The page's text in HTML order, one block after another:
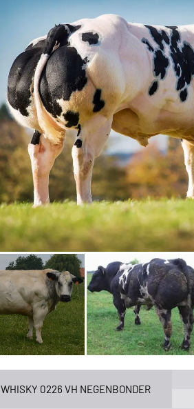
WHISKY 0226 VH NEGENBONDER